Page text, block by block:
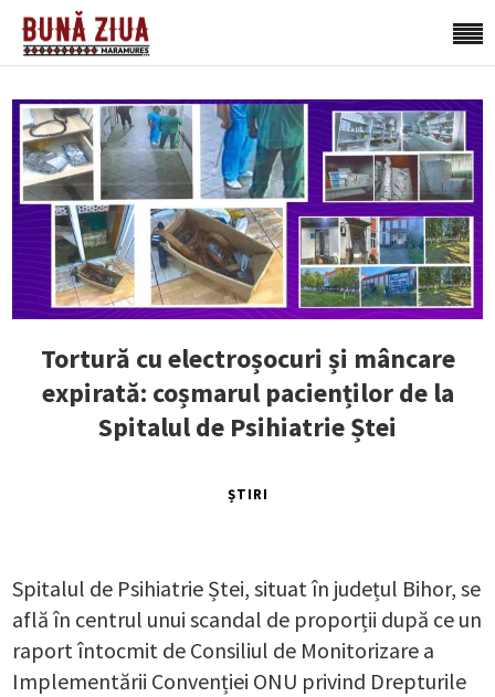
Tortură cu electroșocuri și mâncare
expirată: coșmarul pacienților de la
Spitalul de Psihiatrie Ștei
ȘTIRI
Spitalul de Psihiatrie Ștei, situat în județul Bihor, se
află în centrul unui scandal de proporții după ce un
raport întocmit de Consiliul de Monitorizare a
Implementării Convenției ONU privind Drepturile